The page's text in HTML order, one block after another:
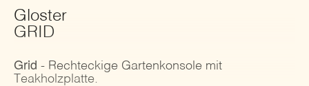
Gloster
GRID
Grid - Rechteckige Gartenkonsole mit
Teakholzplatte.